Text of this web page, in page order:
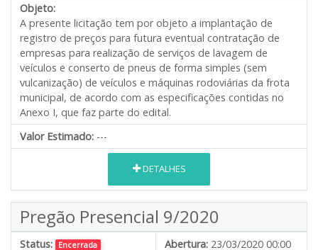
Objeto:
A presente licitação tem por objeto a implantação de
registro de preços para futura eventual contratação de
empresas para realização de serviços de lavagem de
veículos e conserto de pneus de forma simples (sem
vulcanização) de veículos e máquinas rodoviárias da frota
municipal, de acordo com as especificações contidas no
Anexo I, que faz parte do edital.
Valor Estimado: ---
DETALHES
Pregão Presencial 9/2020
Status: Encerrada Abertura: 23/03/2020 00:00